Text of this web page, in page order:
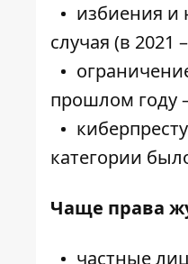
избиения и
случая (в 2021
прошлом году
категории
Чаще права
частные